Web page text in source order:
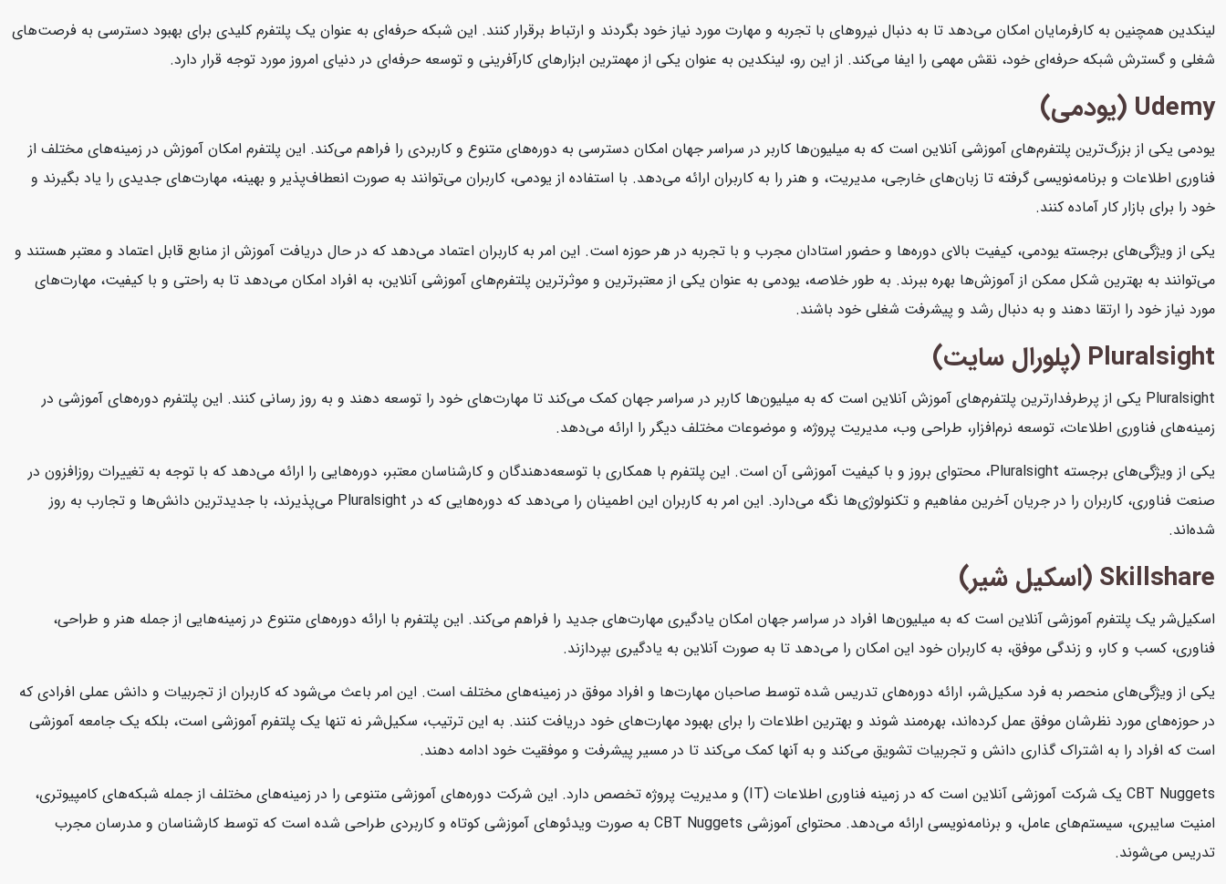
لینکدین همچنین به کارفرمایان امکان می‌دهد تا به دنبال نیروهای با تجربه و مهارت مورد نیاز خود بگردند و ارتباط برقرار کنند. این شبکه حرفه‌ای به عنوان یک پلتفرم کلیدی برای بهبود دسترسی به فرصت‌های
شغلی و گسترش شبکه حرفه‌ای خود، نقش مهمی را ایفا می‌کند. از این رو، لینکدین به عنوان یکی از مهمترین ابزارهای کارآفرینی و توسعه حرفه‌ای در دنیای امروز مورد توجه قرار دارد.
Udemy (یودمی)
یودمی یکی از بزرگ‌ترین پلتفرم‌های آموزشی آنلاین است که به میلیون‌ها کاربر در سراسر جهان امکان دسترسی به دوره‌های متنوع و کاربردی را فراهم می‌کند. این پلتفرم امکان آموزش در زمینه‌های مختلف از
فناوری اطلاعات و برنامه‌نویسی گرفته تا زبان‌های خارجی، مدیریت، و هنر را به کاربران ارائه می‌دهد. با استفاده از یودمی، کاربران می‌توانند به صورت انعطاف‌پذیر و بهینه، مهارت‌های جدیدی را یاد بگیرند و
خود را برای بازار کار آماده کنند.
یکی از ویژگی‌های برجسته یودمی، کیفیت بالای دوره‌ها و حضور استادان مجرب و با تجربه در هر حوزه است. این امر به کاربران اعتماد می‌دهد که در حال دریافت آموزش از منابع قابل اعتماد و معتبر هستند و
می‌توانند به بهترین شکل ممکن از آموزش‌ها بهره ببرند. به طور خلاصه، یودمی به عنوان یکی از معتبرترین و موثرترین پلتفرم‌های آموزشی آنلاین، به افراد امکان می‌دهد تا به راحتی و با کیفیت، مهارت‌های
مورد نیاز خود را ارتقا دهند و به دنبال رشد و پیشرفت شغلی خود باشند.
Pluralsight (پلورال سایت)
Pluralsight یکی از پرطرفدارترین پلتفرم‌های آموزش آنلاین است که به میلیون‌ها کاربر در سراسر جهان کمک می‌کند تا مهارت‌های خود را توسعه دهند و به روز رسانی کنند. این پلتفرم دوره‌های آموزشی در
زمینه‌های فناوری اطلاعات، توسعه نرم‌افزار، طراحی وب، مدیریت پروژه، و موضوعات مختلف دیگر را ارائه می‌دهد.
یکی از ویژگی‌های برجسته Pluralsight، محتوای بروز و با کیفیت آموزشی آن است. این پلتفرم با همکاری با توسعه‌دهندگان و کارشناسان معتبر، دوره‌هایی را ارائه می‌دهد که با توجه به تغییرات روزافزون در
صنعت فناوری، کاربران را در جریان آخرین مفاهیم و تکنولوژی‌ها نگه می‌دارد. این امر به کاربران این اطمینان را می‌دهد که دوره‌هایی که در Pluralsight می‌پذیرند، با جدیدترین دانش‌ها و تجارب به روز
شده‌اند.
Skillshare (اسکیل شیر)
اسکیل‌شر یک پلتفرم آموزشی آنلاین است که به میلیون‌ها افراد در سراسر جهان امکان یادگیری مهارت‌های جدید را فراهم می‌کند. این پلتفرم با ارائه دوره‌های متنوع در زمینه‌هایی از جمله هنر و طراحی،
فناوری، کسب و کار، و زندگی موفق، به کاربران خود این امکان را می‌دهد تا به صورت آنلاین به یادگیری بپردازند.
یکی از ویژگی‌های منحصر به فرد سکیل‌شر، ارائه دوره‌های تدریس شده توسط صاحبان مهارت‌ها و افراد موفق در زمینه‌های مختلف است. این امر باعث می‌شود که کاربران از تجربیات و دانش عملی افرادی که
در حوزه‌های مورد نظرشان موفق عمل کرده‌اند، بهره‌مند شوند و بهترین اطلاعات را برای بهبود مهارت‌های خود دریافت کنند. به این ترتیب، سکیل‌شر نه تنها یک پلتفرم آموزشی است، بلکه یک جامعه آموزشی
است که افراد را به اشتراک گذاری دانش و تجربیات تشویق می‌کند و به آنها کمک می‌کند تا در مسیر پیشرفت و موفقیت خود ادامه دهند.
CBT Nuggets یک شرکت آموزشی آنلاین است که در زمینه فناوری اطلاعات (IT) و مدیریت پروژه تخصص دارد. این شرکت دوره‌های آموزشی متنوعی را در زمینه‌های مختلف از جمله شبکه‌های کامپیوتری،
امنیت سایبری، سیستم‌های عامل، و برنامه‌نویسی ارائه می‌دهد. محتوای آموزشی CBT Nuggets به صورت ویدئوهای آموزشی کوتاه و کاربردی طراحی شده است که توسط کارشناسان و مدرسان مجرب
تدریس می‌شوند.